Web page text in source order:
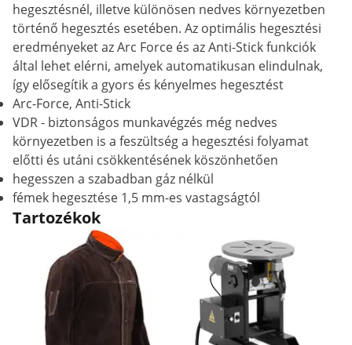
hegesztésnél, illetve különösen nedves környezetben
történő hegesztés esetében. Az optimális hegesztési
eredményeket az Arc Force és az Anti-Stick funkciók
által lehet elérni, amelyek automatikusan elindulnak,
így elősegítik a gyors és kényelmes hegesztést
Arc-Force, Anti-Stick
VDR - biztonságos munkavégzés még nedves
környezetben is a feszültség a hegesztési folyamat
előtti és utáni csökkentésének köszönhetően
hegesszen a szabadban gáz nélkül
fémek hegesztése 1,5 mm-es vastagságtól
Tartozékok